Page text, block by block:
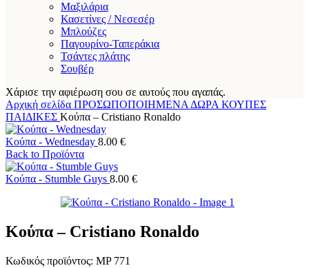
Μαξιλάρια
Κασετίνες / Νεσεσέρ
Μπλούζες
Παγουρίνο-Ταπεράκια
Τσάντες πλάτης
Σουβέρ
Χάρισε την αφιέρωση σου σε αυτούς που αγαπάς.
Αρχική σελίδα ΠΡΟΣΩΠΟΠΟΙΗΜΕΝΑ ΔΩΡΑ ΚΟΥΠΕΣ
ΠΑΙΔΙΚΕΣ Κούπα – Cristiano Ronaldo
Κούπα - Wednesday 8.00 €
Back to Προϊόντα
Κούπα - Stumble Guys 8.00 €
Κούπα – Cristiano Ronaldo
Κωδικός προϊόντος: MP 771